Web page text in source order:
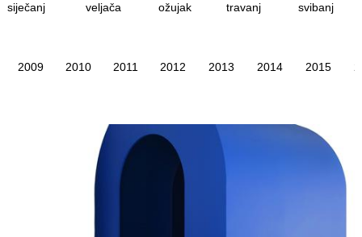
siječanj veljača ožujak travanj svibanj
2009 2010 2011 2012 2013 2014 2015